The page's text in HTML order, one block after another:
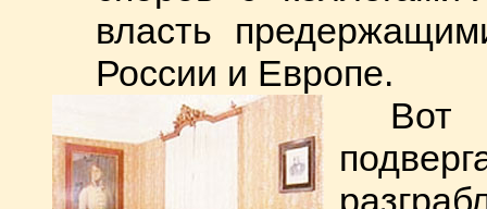
власть
России и Европе.
Вот